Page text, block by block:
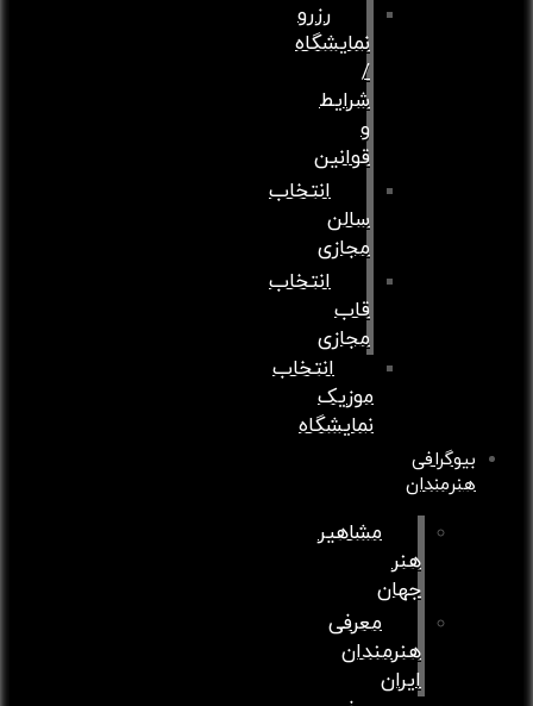
رزرو
نمایشگاه
/
شرایط
و
قوانین
انتخاب
سالن
مجازی
انتخاب
قاب
مجازی
انتخاب
موزیک
نمایشگاه
بیوگرافی
هنرمندان
مشاهیر
هنر
جهان
معرفی
هنرمندان
ایران